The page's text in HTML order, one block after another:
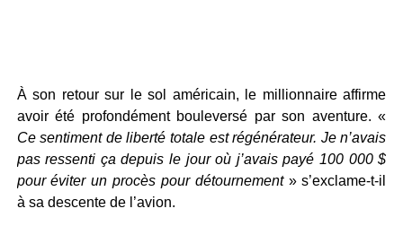
À son retour sur le sol américain, le millionnaire affirme
avoir été profondément bouleversé par son aventure. «
Ce sentiment de liberté totale est régénérateur. Je n’avais
pas ressenti ça depuis le jour où j’avais payé 100 000 $
pour éviter un procès pour détournement» s’exclame-t-il
à sa descente de l’avion.